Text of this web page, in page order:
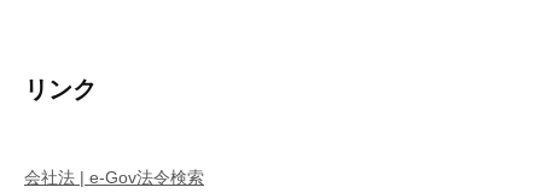
リンク
会社法 | e-Gov法令検索